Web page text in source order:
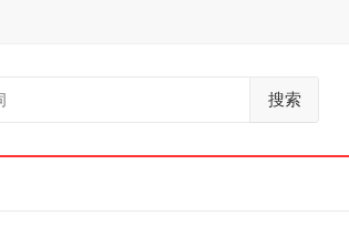
搜索